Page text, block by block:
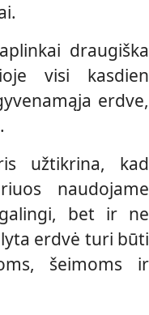
draugiška
visi kasdien
erdve,
užtikrina, kad
naudojame
bet ir ne
erdvė turi būti
šeimoms ir